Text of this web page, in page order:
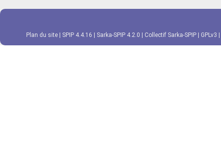
Plan du site SPIP 4.4.16 Sarka-SPIP 4.2.0 Collectif Sarka-SPIP GPLv3